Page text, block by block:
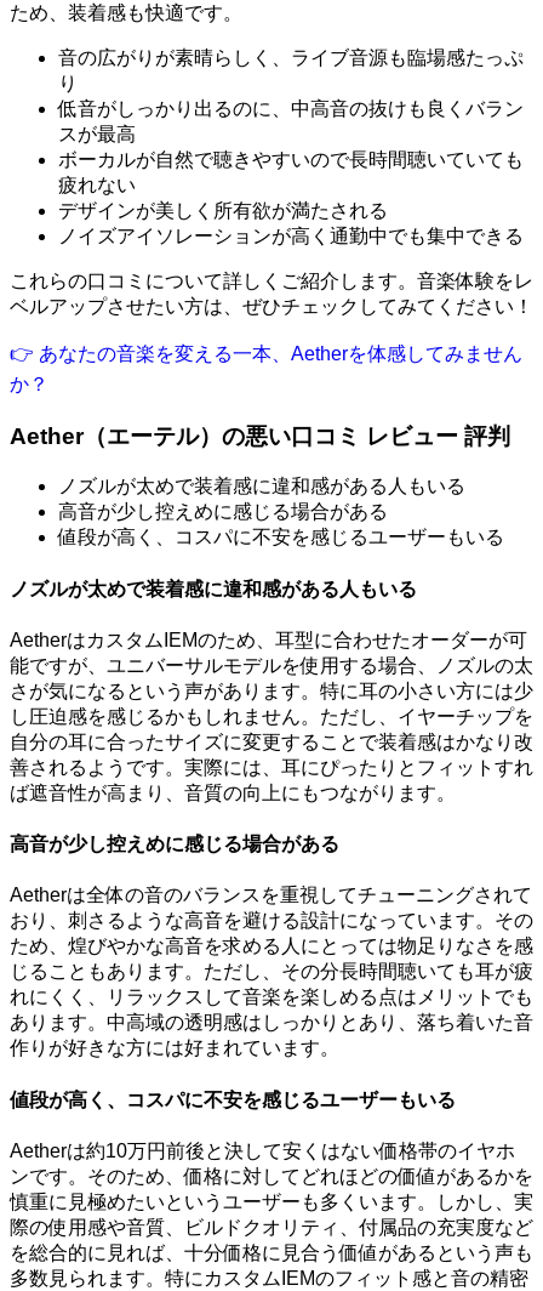
ため、装着感も快適です。
音の広がりが素晴らしく、ライブ音源も臨場感たっぷ
り
低音がしっかり出るのに、中高音の抜けも良くバラン
スが最高
ボーカルが自然で聴きやすいので長時間聴いていても
疲れない
デザインが美しく所有欲が満たされる
ノイズアイソレーションが高く通勤中でも集中できる
これらの口コミについて詳しくご紹介します。音楽体験をレ
ベルアップさせたい方は、ぜひチェックしてみてください！
👉 あなたの音楽を変える一本、Aetherを体感してみません
か？
Aether（エーテル）の悪い口コミ レビュー 評判
ノズルが太めで装着感に違和感がある人もいる
高音が少し控えめに感じる場合がある
値段が高く、コスパに不安を感じるユーザーもいる
ノズルが太めで装着感に違和感がある人もいる
AetherはカスタムIEMのため、耳型に合わせたオーダーが可
能ですが、ユニバーサルモデルを使用する場合、ノズルの太
さが気になるという声があります。特に耳の小さい方には少
し圧迫感を感じるかもしれません。ただし、イヤーチップを
自分の耳に合ったサイズに変更することで装着感はかなり改
善されるようです。実際には、耳にぴったりとフィットすれ
ば遮音性が高まり、音質の向上にもつながります。
高音が少し控えめに感じる場合がある
Aetherは全体の音のバランスを重視してチューニングされて
おり、刺さるような高音を避ける設計になっています。その
ため、煌びやかな高音を求める人にとっては物足りなさを感
じることもあります。ただし、その分長時間聴いても耳が疲
れにくく、リラックスして音楽を楽しめる点はメリットでも
あります。中高域の透明感はしっかりとあり、落ち着いた音
作りが好きな方には好まれています。
値段が高く、コスパに不安を感じるユーザーもいる
Aetherは約10万円前後と決して安くはない価格帯のイヤホ
ンです。そのため、価格に対してどれほどの価値があるかを
慎重に見極めたいというユーザーも多くいます。しかし、実
際の使用感や音質、ビルドクオリティ、付属品の充実度など
を総合的に見れば、十分価格に見合う価値があるという声も
多数見られます。特にカスタムIEMのフィット感と音の精密